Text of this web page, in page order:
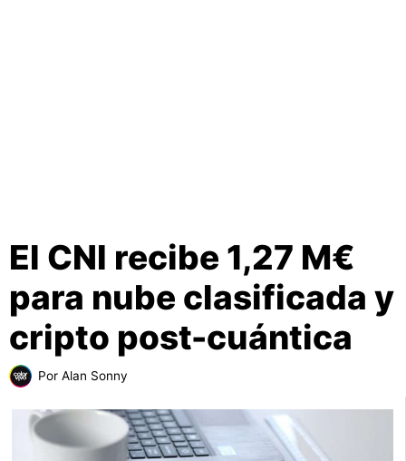
El CNI recibe 1,27 M€
para nube clasificada y
cripto post-cuántica
Por Alan Sonny